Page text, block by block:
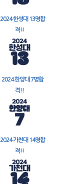
2024 한성대 13명합
격!!
2024 한양대 7명합
격!!
2024 가천대 14명합
격!!